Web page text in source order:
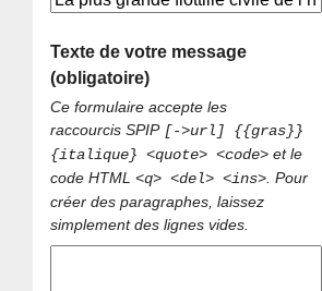
Texte de votre message
(obligatoire)
Ce formulaire accepte les
raccourcis SPIP [->url] {{gras}}
{italique} <quote> <code> et le
code HTML<q> <del> <ins>. Pour
créer des paragraphes, laissez
simplement des lignes vides.